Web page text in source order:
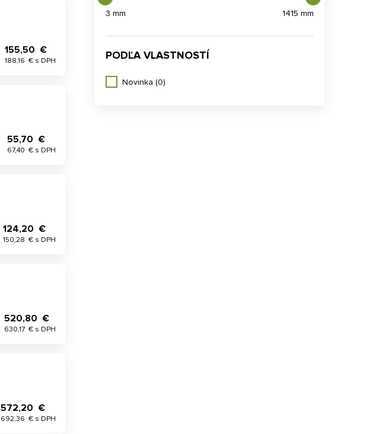
155,50 €
188,16 € s DPH
55,70 €
67,40 € s DPH
124,20 €
150,28 € s DPH
520,80 €
630,17 € s DPH
572,20 €
692,36 € s DPH
3 mm 1415 mm
PODĽA VLASTNOSTÍ
Novinka (0)